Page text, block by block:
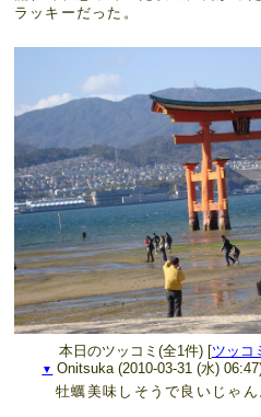
ラッキーだった。
本日のツッコミ(全1件) [ツッコ
▼ Onitsuka (2010-03-31 (水)
牡蠣美味しそうで良いじゃん